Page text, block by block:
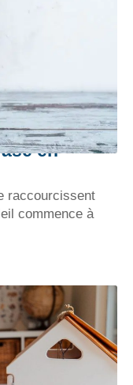
en
raccourcissent
commence à